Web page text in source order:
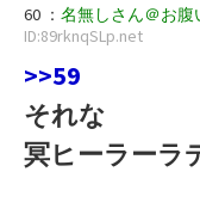
60 ： 名無しさん＠お腹
ID:89rknqSLp.net
>>59
それな
冥ヒーラーラ